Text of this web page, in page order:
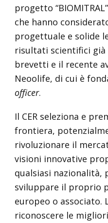
progetto
che hanno
progettuale e solide
risultati scientifici già
brevetti e il recente
Neoolife, di cui è
officer.
Il CER seleziona e
frontiera,
rivoluzionare il
visioni innovative
qualsiasi nazionalità,
sviluppare il proprio
europeo o associato.
riconoscere le